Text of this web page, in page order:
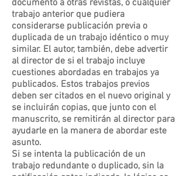
documento a otras revistas, o cualquier
trabajo anterior que pudiera
considerarse publicación previa o
duplicada de un trabajo idéntico o muy
similar. El autor, también, debe advertir
al director de si el trabajo incluye
cuestiones abordadas en trabajos ya
publicados. Estos trabajos previos
deben ser citados en el nuevo original y
se incluirán copias, que junto con el
manuscrito, se remitirán al director para
ayudarle en la manera de abordar este
asunto.
Si se intenta la publicación de un
trabajo redundante o duplicado, sin la